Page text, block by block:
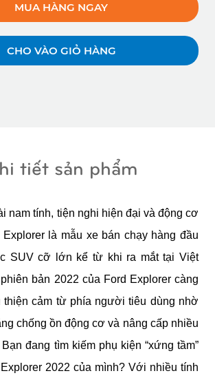
MUA HÀNG NGAY
CHO VÀO GIỎ HÀNG
tiết sản phẩm
nam tính, tiện nghi hiện đại và động cơ
Explorer là mẫu xe bán chạy hàng đầu
SUV cỡ lớn kể từ khi ra mắt tại Việt
bản 2022 của Ford Explorer càng
cảm từ phía người tiêu dùng nhờ
chống ồn động cơ và nâng cấp nhiều
đang tìm kiếm phụ kiện “xứng tầm”
2022 của mình? Với nhiều tính